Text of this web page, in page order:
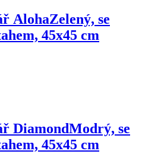
AlohaZelený, se
45x45 cm
DiamondModrý, se
45x45 cm